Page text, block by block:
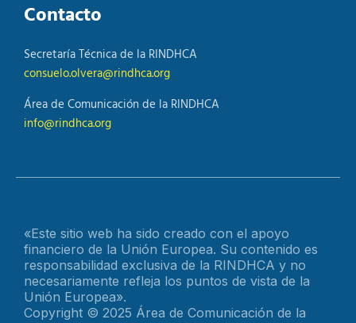
Contacto
Secretaría Técnica de la RINDHCA
consuelo.olvera@rindhca.org
Área de Comunicación de la RINDHCA
info@rindhca.org
«Este sitio web ha sido creado con el apoyo
financiero de la Unión Europea. Su contenido es
responsabilidad exclusiva de la RINDHCA y no
necesariamente refleja los puntos de vista de la
Unión Europea».
Copyright © 2025 Área de Comunicación de la